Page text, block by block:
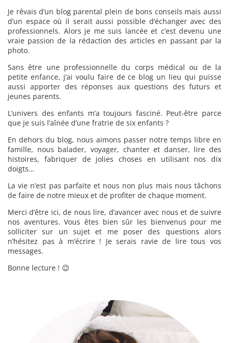
Je rêvais d’un blog parental plein de bons conseils mais aussi
d’un espace où il serait aussi possible d’échanger avec des
professionnels. Alors je me suis lancée et c’est devenu une
vraie passion de la rédaction des articles en passant par la
photo.
Sans être une professionnelle du corps médical ou de la
petite enfance, j’ai voulu faire de ce blog un lieu qui puisse
aussi apporter des réponses aux questions des futurs et
jeunes parents.
L’univers des enfants m’a toujours fasciné. Peut-être parce
que je suis l’aînée d’une fratrie de six enfants ?
En dehors du blog, nous aimons passer notre temps libre en
famille, nous balader, voyager, chanter et danser, lire des
histoires, fabriquer de jolies choses en utilisant nos dix
doigts…
La vie n’est pas parfaite et nous non plus mais nous tâchons
de faire de notre mieux et de profiter de chaque moment.
Merci d’être ici, de nous lire, d’avancer avec nous et de suivre
nos aventures. Vous êtes bien sûr les bienvenus pour me
solliciter sur un sujet et me poser des questions alors
n’hésitez pas à m’écrire ! Je serais ravie de lire tous vos
messages.
Bonne lecture ! 😉